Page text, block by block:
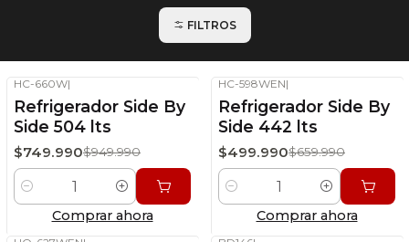
FILTROS
-21% OFF
Stock disponible
HC-660W|
Refrigerador Side By
Side 504 lts
$749.990$949.990
Cantidad
Comprar ahora
-24% OFF
Stock disponible
HC-598WEN|
Refrigerador Side By
Side 442 lts
$499.990$659.990
Cantidad
Comprar ahora